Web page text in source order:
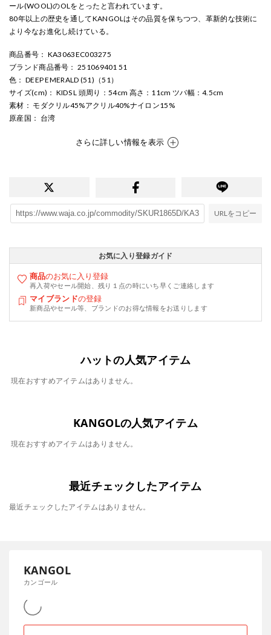
ール(WOOL)のOLをとったと言われています。
80年以上の歴史を通してKANGOLはその品質を保ちつつ、革新的な技術に
より今なお進化し続けている。
商品番号 ： KA3063EC003275
ブランド商品番号 ： 251069401 51
色 ： DEEP EMERALD (51)（51）
サイズ(cm) ： KIDS L 頭周り：54cm 高さ：11cm ツバ幅：4.5cm
素材 ： モダクリル45%アクリル40%ナイロン15%
原産国 ： 台湾
さらに詳しい情報を表示
URLをコピー
お気に入り登録ガイド
商品のお気に入り登録
再入荷やセール開始、残り１点の時にいち早くご連絡します
マイブランドの登録
新商品やセール等、ブランドのお得な情報をお送りします
ハットの人気アイテム
現在おすすめアイテムはありません。
KANGOLの人気アイテム
現在おすすめアイテムはありません。
最近チェックしたアイテム
最近チェックしたアイテムはありません。
KANGOL
カンゴール